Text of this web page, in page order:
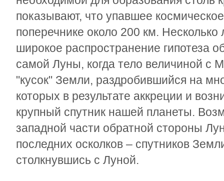
показывают, что упавшее
поперечнике около 200 км. Несколько
широкое распространение гипотеза
самой Луны, когда тело величиной с
"кусок" Земли, раздробившийся на
которых в результате аккреции и
крупный спутник нашей планеты.
западной части обратной стороны
последних осколков – спутников
столкнувшись с Луной.